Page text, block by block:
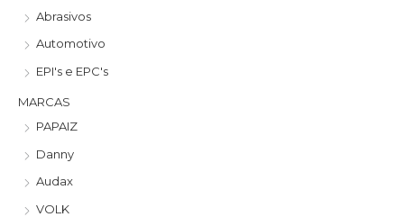
Abrasivos
Automotivo
EPI's e EPC's
MARCAS
PAPAIZ
Danny
Audax
VOLK